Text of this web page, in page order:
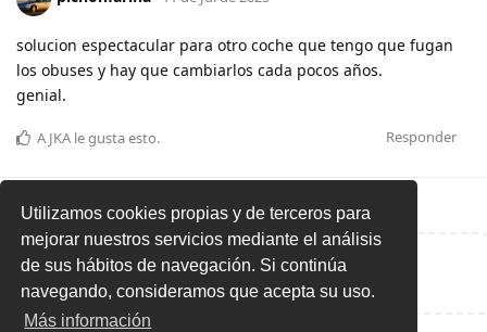
Utilizamos cookies propias y de terceros para
mejorar nuestros servicios mediante el análisis
de sus hábitos de navegación. Si continúa
navegando, consideramos que acepta su uso.
Más información
solucion espectacular para otro coche que tengo que fugan
los obuses y hay que cambiarlos cada pocos años.
genial.
Responder
A JKA le gusta esto.
Escribe una respuesta...